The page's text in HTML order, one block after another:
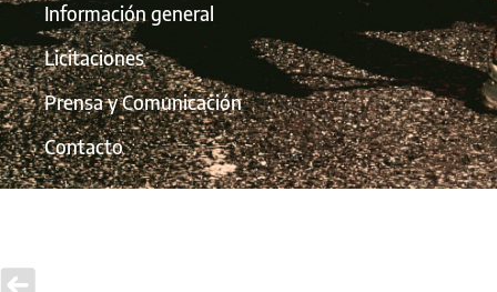
Información general
Licitaciones
Prensa y Comunicación
Contacto